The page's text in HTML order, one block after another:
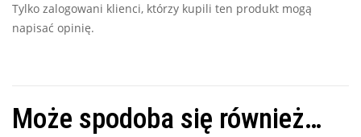
Tylko zalogowani klienci, którzy kupili ten produkt mogą
napisać opinię.
Może spodoba się również…